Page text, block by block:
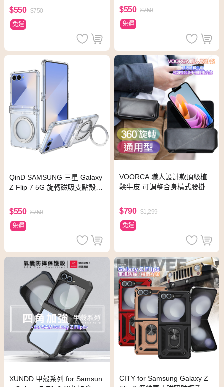
$550 $750
免運
$550 $750
免運
QinD SAMSUNG 三星 Galaxy
Z Flip 7 5G 旋轉磁吸支點殼
$550 $750
免運
VOORCA 職人設計款頂級植
鞣牛皮 可調整合身橫式腰掛皮
Flip 4
$790 $1,299
免運
XUNDD 甲殼系列 for Samsun
CITY for Samsung Galaxy Z